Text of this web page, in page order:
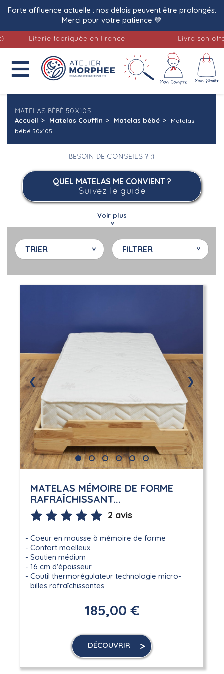
Forte affluence actuelle : nos délais peuvent être prolongés.
Merci pour votre patience 💙
en France Livraison offerte

MATELAS BÉBÉ 50X105
Accueil Matelas Couffin Matelas bébé
Matelas
bébé 50x105
BESOIN DE CONSEILS ? :)
QUEL MATELAS ME CONVIENT ?
Suivez le guide
Voir plus
TRIER FILTRER
❮ ❯
MATELAS MÉMOIRE DE FORME
RAFRAÎCHISSANT...
2 avis
Coeur en mousse à mémoire de forme
Confort moelleux
Soutien médium
16 cm d'épaisseur
Coutil thermorégulateur technologie micro-
billes rafraîchissantes
185,00 €
DÉCOUVRIR